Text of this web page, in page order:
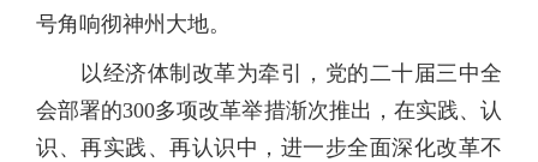
号角响彻神州大地。
以经济体制改革为牵引，党的二十届三中全
会部署的300多项改革举措渐次推出，在实践、认
识、再实践、再认识中，进一步全面深化改革不